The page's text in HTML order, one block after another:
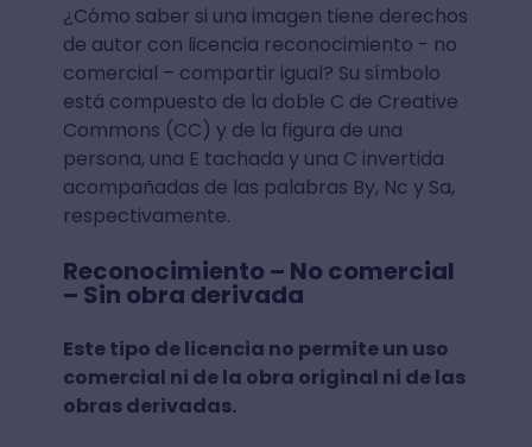
¿Cómo saber si una imagen tiene derechos
de autor con licencia reconocimiento - no
comercial – compartir igual? Su símbolo
está compuesto de la doble C de Creative
Commons (CC) y de la figura de una
persona, una E tachada y una C invertida
acompañadas de las palabras By, Nc y Sa,
respectivamente.
Reconocimiento – No comercial
– Sin obra derivada
Este tipo de licencia no permite un uso
comercial ni de la obra original ni de las
obras derivadas.